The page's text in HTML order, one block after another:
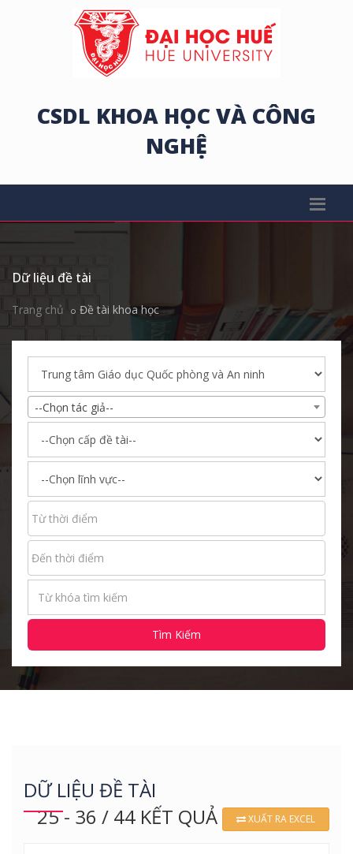
CSDL KHOA HỌC VÀ CÔNG
NGHỆ
Dữ liệu đề tài
Trang chủ Đề tài khoa học
--Chọn tác giả--
Tìm Kiếm
DỮ LIỆU ĐỀ TÀI
25 - 36 / 44 KẾT QUẢ
XUẤT RA EXCEL